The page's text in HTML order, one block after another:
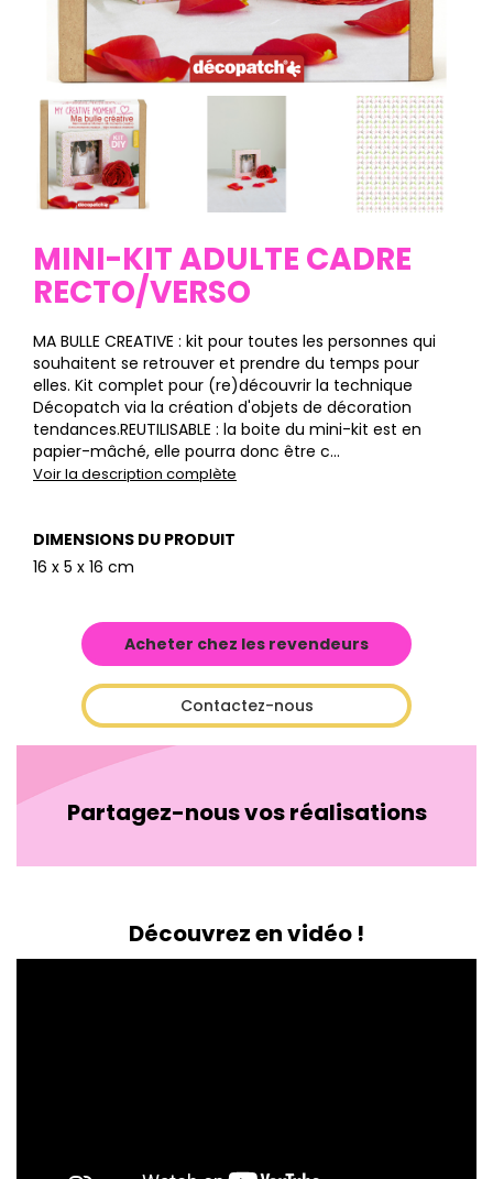
MINI-KIT ADULTE CADRE
RECTO/VERSO
MA BULLE CREATIVE : kit pour toutes les personnes qui
souhaitent se retrouver et prendre du temps pour
elles. Kit complet pour (re)découvrir la technique
Décopatch via la création d'objets de décoration
tendances.REUTILISABLE : la boite du mini-kit est en
papier-mâché, elle pourra donc être c...
Voir la description complète
DIMENSIONS DU PRODUIT
16 x 5 x 16 cm
Acheter chez les revendeurs
Contactez-nous
Partagez-nous vos réalisations
Découvrez en vidéo !